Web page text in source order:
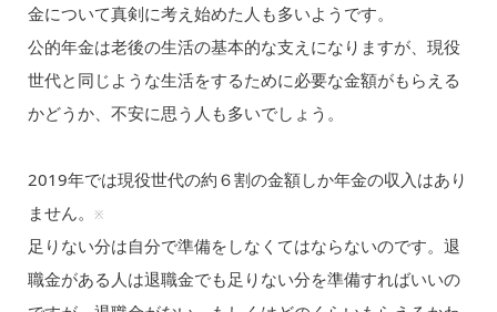
金について真剣に考え始めた人も多いようです。
公的年金は老後の生活の基本的な支えになりますが、現役
世代と同じような生活をするために必要な金額がもらえる
かどうか、不安に思う人も多いでしょう。
2019年では現役世代の約６割の金額しか年金の収入はあり
ません。
※
足りない分は自分で準備をしなくてはならないのです。退
職金がある人は退職金でも足りない分を準備すればいいの